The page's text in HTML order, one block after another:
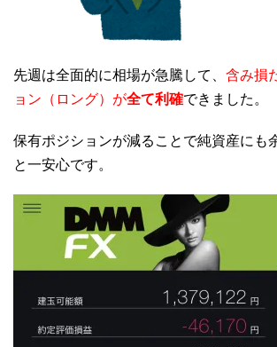
先週は全面的に相場が急騰して、 含み損
ョン（ロング）が全て利確できました。
保有ポジションが減ることで純資産にも
と一安心です。